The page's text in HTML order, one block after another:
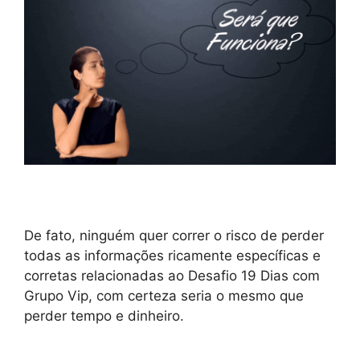
De fato, ninguém quer correr o risco de perder
todas as informações ricamente específicas e
corretas relacionadas ao Desafio 19 Dias com
Grupo Vip, com certeza seria o mesmo que
perder tempo e dinheiro.